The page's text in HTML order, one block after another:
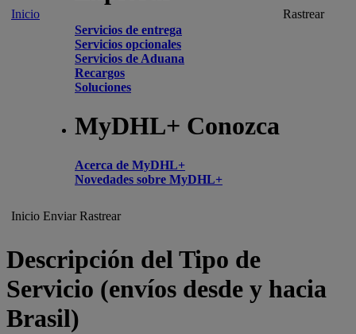
Inicio
Servicios de entrega
Servicios opcionales
Servicios de Aduana
Recargos
Soluciones
MyDHL+ Conozca
Acerca de MyDHL+
Novedades sobre MyDHL+
Rastrear
Inicio Enviar Rastrear
Descripción del Tipo de
Servicio (envíos desde y hacia
Brasil)